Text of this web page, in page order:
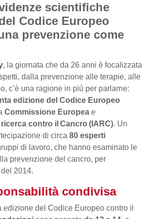
scientifiche
Codice Europeo
prevenzione come
, la giornata che da 26 anni è focalizzata
dalla prevenzione alle terapie, alle
c’è una ragione in più per parlarne:
edizione del Codice Europeo
Commissione Europea e
contro il Cancro (IARC). Un
di circa 80 esperti
di lavoro, che hanno esaminato le
prevenzione del cancro, per
2014.
condivisa
edizione del Codice Europeo contro il